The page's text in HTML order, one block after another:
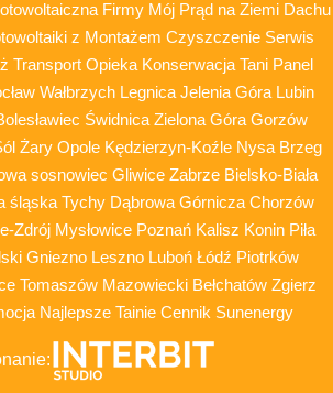
Firmy Mój Prąd na Ziemi Dachu
z Montażem Czyszczenie Serwis
Transport Opieka Konserwacja Tani Panel
Wałbrzych Legnica Jelenia Góra Lubin
Świdnica Zielona Góra Gorzów
Żary Opole Kędzierzyn-Koźle Nysa Brzeg
sosnowiec Gliwice Zabrze Bielsko-Biała
śląska Tychy Dąbrowa Górnicza Chorzów
Zdrój Mysłowice Poznań Kalisz Konin Piła
Gniezno Leszno Luboń Łódź Piotrków
Tomaszów Mazowiecki Bełchatów Zgierz
Najlepsze Tainie Cennik Sunenergy